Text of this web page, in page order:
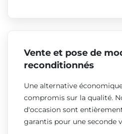
Vente et pose de
reconditionnés
Une alternative
compromis sur la qualité.
d'occasion sont
garantis pour une seconde